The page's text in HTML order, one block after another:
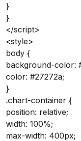
}
}
</script>
<style>
body {
background-color:
color: #27272a;
}
.chart-container {
position: relative;
width: 100%;
max-width: 400px;